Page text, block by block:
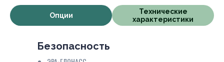
Опции
Технические
характеристики
Безопасность